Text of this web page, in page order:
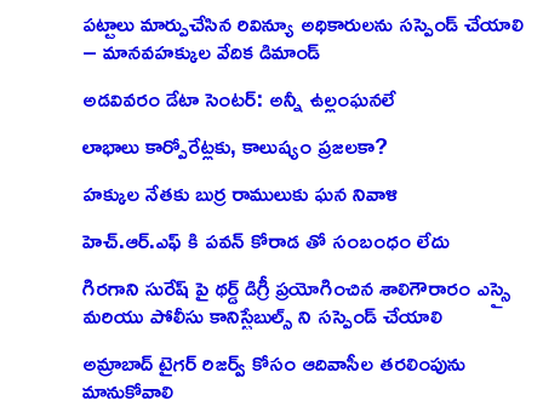
పట్టాలు మార్పుచేసిన రివిన్యూ అధికారులను సస్పెండ్ చేయాలి
– మానవహక్కుల వేదిక డిమాండ్
అడవివరం డేటా సెంటర్: అన్నీ ఉల్లంఘనలే
లాభాలు కార్పోరేట్లకు, కాలుష్యం ప్రజలకా?
హక్కుల నేతకు బుర్ర రాములుకు ఘన నివాళి
హెచ్.ఆర్.ఎఫ్ కి పవన్ కోరాడ తో సంబంధం లేదు
గిరగాని సురేష్ పై థర్డ్ డిగ్రీ ప్రయోగించిన శాలిగౌరారం ఎస్సై
మరియు పోలీసు కానిస్టేబుల్స్ ని సస్పెండ్ చేయాలి
అమ్రాబాద్ టైగర్ రిజర్వ్ కోసం ఆదివాసీల తరలింపును
మానుకోవాలి